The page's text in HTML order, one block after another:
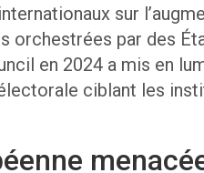
sur
orchestrées par des
en 2024 a mis en
ciblant les